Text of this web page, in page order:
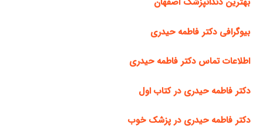
بیوگرافی دکتر فاطمه حیدری
اطلاعات تماس دکتر فاطمه حیدری
دکتر فاطمه حیدری در کتاب اول
دکتر فاطمه حیدری در پزشک خوب